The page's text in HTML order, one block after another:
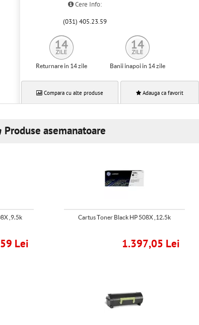
Cere Info:
(031) 405.23.59
Returnare in 14 zile Banii inapoi in 14 zile
Compara cu alte produse Adauga ca favorit
Produse asemanatoare
,9.5k
Lei
Cartus Toner Black HP 508X ,12.5k
1.397,05 Lei